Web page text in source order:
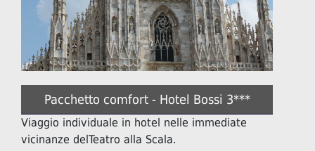
Pacchetto comfort - Hotel Bossi 3***
Viaggio individuale in hotel nelle immediate
vicinanze delTeatro alla Scala.